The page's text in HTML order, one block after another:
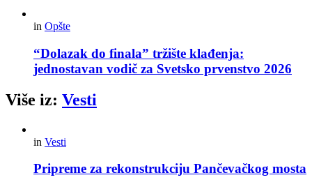
in Opšte
“Dolazak do finala” tržište klađenja:
jednostavan vodič za Svetsko prvenstvo 2026
Više iz: Vesti
in Vesti
Pripreme za rekonstrukciju Pančevačkog mosta